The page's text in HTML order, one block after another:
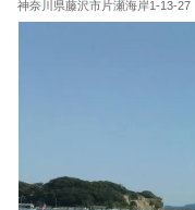
蛸川温泉 龍
りお伝えし
ここは箱根
4つの神社
提供元：株
この記事は
神奈川県藤沢市片瀬海岸1-13-27